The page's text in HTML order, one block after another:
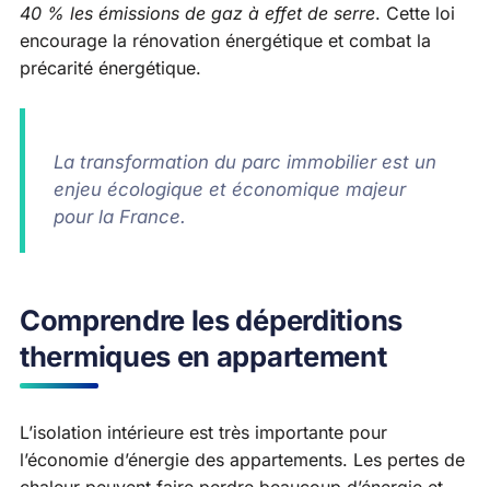
40 % les émissions de gaz à effet de serre. Cette loi
encourage la rénovation énergétique et combat la
précarité énergétique.
La transformation du parc immobilier est un
enjeu écologique et économique majeur
pour la France.
Comprendre les déperditions
thermiques en appartement
L’isolation intérieure est très importante pour
l’économie d’énergie des appartements. Les pertes de